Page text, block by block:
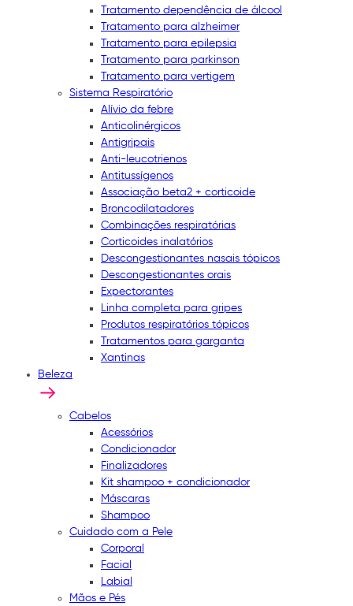
Tratamento dependência de álcool
Tratamento para alzheimer
Tratamento para epilepsia
Tratamento para parkinson
Tratamento para vertigem
Sistema Respiratório
Alívio da febre
Anticolinérgicos
Antigripais
Anti-leucotrienos
Antitussígenos
Associação beta2 + corticoide
Broncodilatadores
Combinações respiratórias
Corticoides inalatórios
Descongestionantes nasais tópicos
Descongestionantes orais
Expectorantes
Linha completa para gripes
Produtos respiratórios tópicos
Tratamentos para garganta
Xantinas
Beleza
Cabelos
Acessórios
Condicionador
Finalizadores
Kit shampoo + condicionador
Máscaras
Shampoo
Cuidado com a Pele
Corporal
Facial
Labial
Mãos e Pés